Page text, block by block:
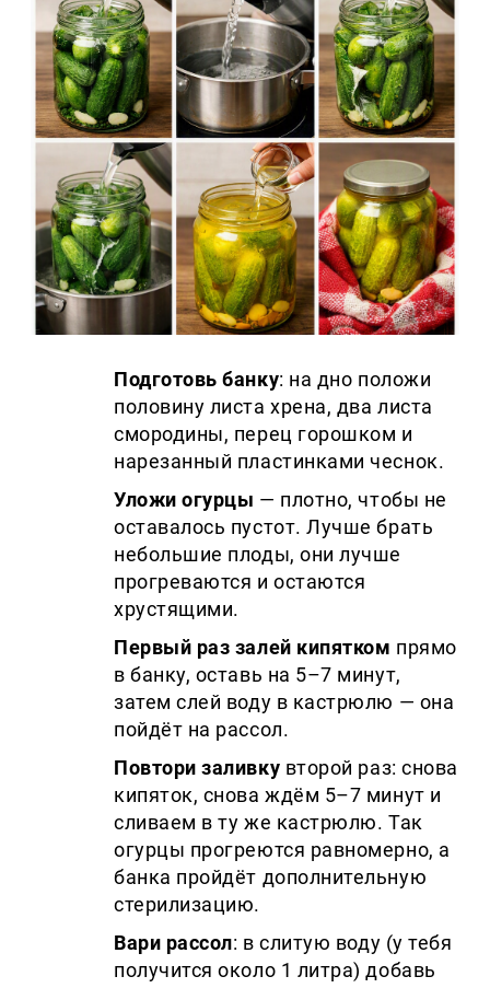
Подготовь банку: на дно положи
половину листа хрена, два листа
смородины, перец горошком и
нарезанный пластинками чеснок.
Уложи огурцы — плотно, чтобы не
оставалось пустот. Лучше брать
небольшие плоды, они лучше
прогреваются и остаются
хрустящими.
Первый раз залей кипятком прямо
в банку, оставь на 5–7 минут,
затем слей воду в кастрюлю — она
пойдёт на рассол.
Повтори заливку второй раз: снова
кипяток, снова ждём 5–7 минут и
сливаем в ту же кастрюлю. Так
огурцы прогреются равномерно, а
банка пройдёт дополнительную
стерилизацию.
Вари рассол: в слитую воду (у тебя
получится около 1 литра) добавь